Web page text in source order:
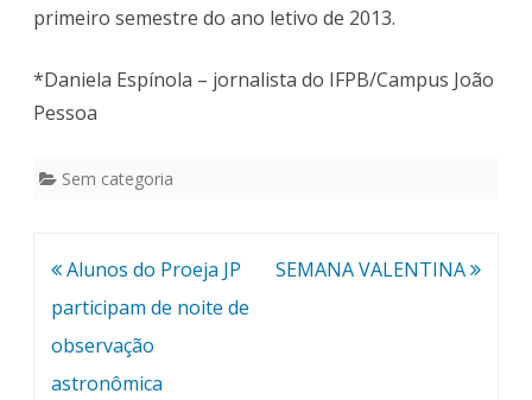
primeiro semestre do ano letivo de 2013.
*Daniela Espínola – jornalista do IFPB/Campus João
Pessoa
Sem categoria
Navegação
de
Post
Alunos do Proeja JP
participam de noite de
observação
astronômica
SEMANA VALENTINA